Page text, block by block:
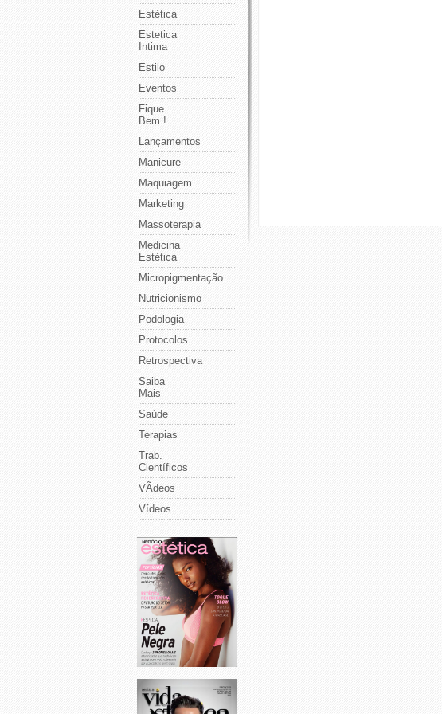
Estética
Estetica
Intima
Estilo
Eventos
Fique
Bem !
Lançamentos
Manicure
Maquiagem
Marketing
Massoterapia
Medicina
Estética
Micropigmentação
Nutricionismo
Podologia
Protocolos
Retrospectiva
Saiba
Mais
Saúde
Terapias
Trab.
Científicos
VÃ­deos
Vídeos